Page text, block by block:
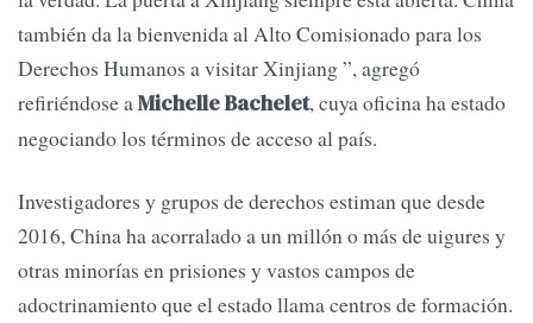
también da la bienvenida al Alto Comisionado para los
Derechos Humanos a visitar Xinjiang ”, agregó
refiriéndose aMichelle Bachelet, cuya oficina ha estado
negociando los términos de acceso al país.
Investigadores y grupos de derechos estiman que desde
2016, China ha acorralado a un millón o más de uigures y
otras minorías en prisiones y vastos campos de
adoctrinamiento que el estado llama centros de formación.